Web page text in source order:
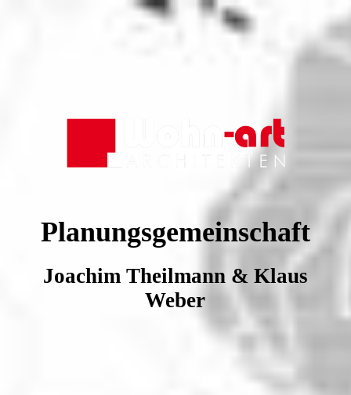
Planungsgemeinschaft
Joachim Theilmann & Klaus
Weber